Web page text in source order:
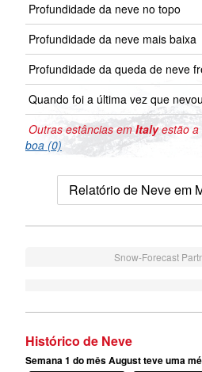
Profundidade da neve no topo
Profundidade da neve mais baixa
Profundidade da queda de neve
Quando foi a última vez que
Outras estâncias emItalyestão a
boa (0)
Relatório de Neve em
Snow-Forecast
Histórico de Neve
Semana 1 do mês August teve uma